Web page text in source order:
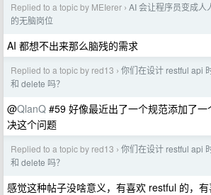
Replied to a topic by MEIerer › AI 会让程序员变成人
的无脑岗位
AI 都想不出来那么脑残的需求
Replied to a topic by red13 › 你们在设计 restful api
和 delete 吗？
@QlanQ #59 好像最近出了一个规范添加了
决这个问题
Replied to a topic by red13 › 你们在设计 restful api
和 delete 吗？
感觉这种帖子没啥意义，有喜欢 restful 的，